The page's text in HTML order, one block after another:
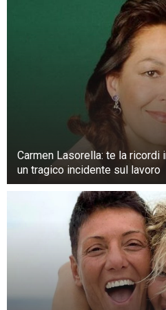
del forno. Avrai poi
usare quelli specifici in
Carmen Lasorella: te la ricordi
un tragico incidente sul lavoro